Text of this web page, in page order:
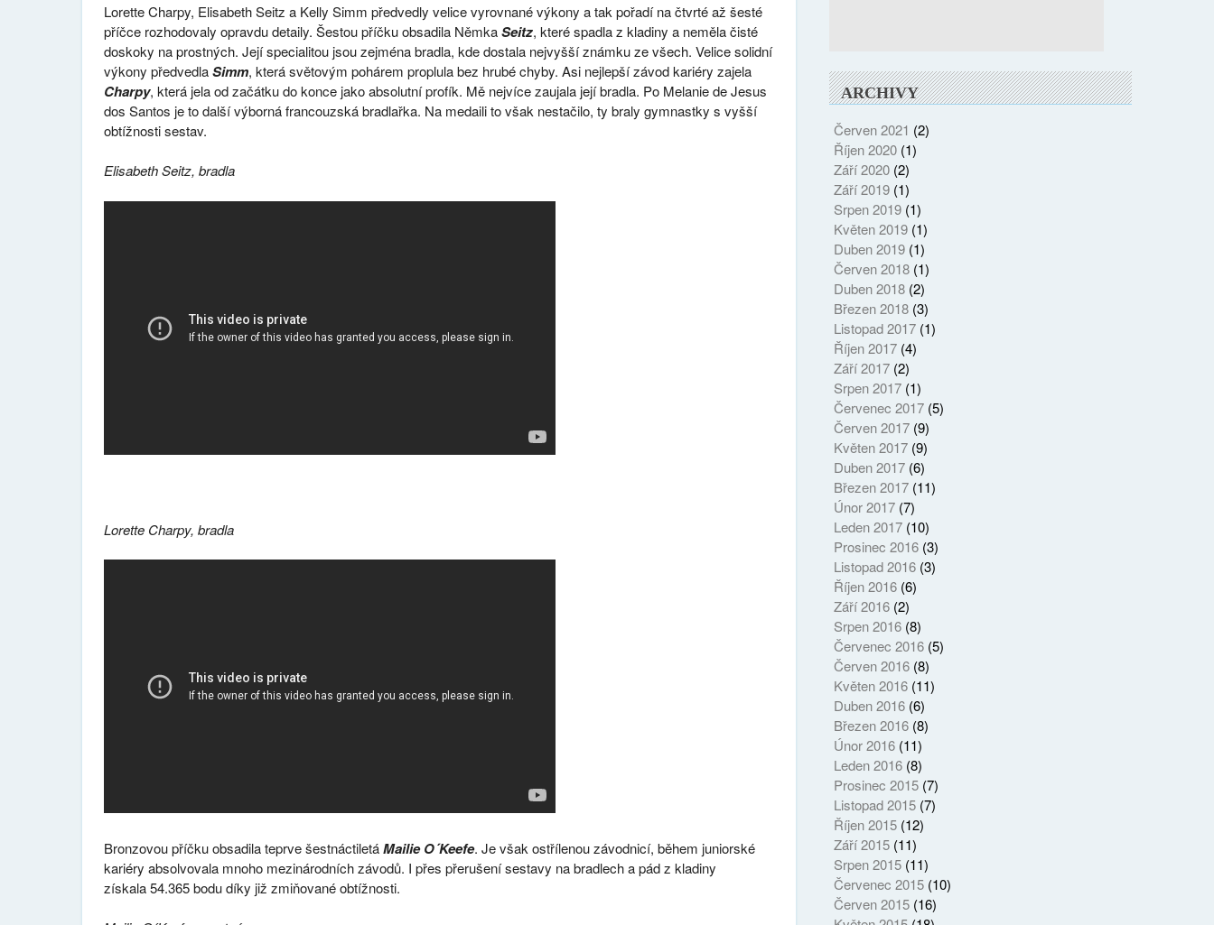
Lorette Charpy, Elisabeth Seitz a Kelly Simm předvedly velice vyrovnané výkony a tak pořadí na čtvrté až šesté
příčce rozhodovaly opravdu detaily. Šestou příčku obsadila NěmkaSeitz, které spadla z kladiny a neměla čisté
doskoky na prostných. Její specialitou jsou zejména bradla, kde dostala nejvyšší známku ze všech. Velice solidní
výkony předvedlaSimm, která světovým pohárem proplula bez hrubé chyby. Asi nejlepší závod kariéry zajela
Charpy, která jela od začátku do konce jako absolutní profík. Mě nejvíce zaujala její bradla. Po Melanie de Jesus
dos Santos je to další výborná francouzská bradlařka. Na medaili to však nestačilo, ty braly gymnastky s vyšší
obtížnosti sestav.
Elisabeth Seitz, bradla
Lorette Charpy, bradla
Bronzovou příčku obsadila teprve šestnáctiletáMailie O´Keefe. Je však ostřílenou závodnicí, během juniorské
kariéry absolvovala mnoho mezinárodních závodů. I přes přerušení sestavy na bradlech a pád z kladiny
získala 54.365 bodu díky již zmiňované obtížnosti.
ARCHIVY
Červen 2021 (2)
Říjen 2020(1)
Září 2020(2)
Září 2019(1)
Srpen 2019(1)
Květen 2019(1)
Duben 2019(1)
Červen 2018(1)
Duben 2018(2)
Březen 2018(3)
Listopad 2017(1)
Říjen 2017(4)
Září 2017(2)
Srpen 2017(1)
Červenec 2017(5)
Červen 2017(9)
Květen 2017(9)
Duben 2017(6)
Březen 2017(11)
Únor 2017(7)
Leden 2017(10)
Prosinec 2016(3)
Listopad 2016(3)
Říjen 2016(6)
Září 2016(2)
Srpen 2016(8)
Červenec 2016(5)
Červen 2016(8)
Květen 2016(11)
Duben 2016(6)
Březen 2016(8)
Únor 2016(11)
Leden 2016(8)
Prosinec 2015(7)
Listopad 2015(7)
Říjen 2015(12)
Září 2015(11)
Srpen 2015(11)
Červenec 2015(10)
Červen 2015(16)